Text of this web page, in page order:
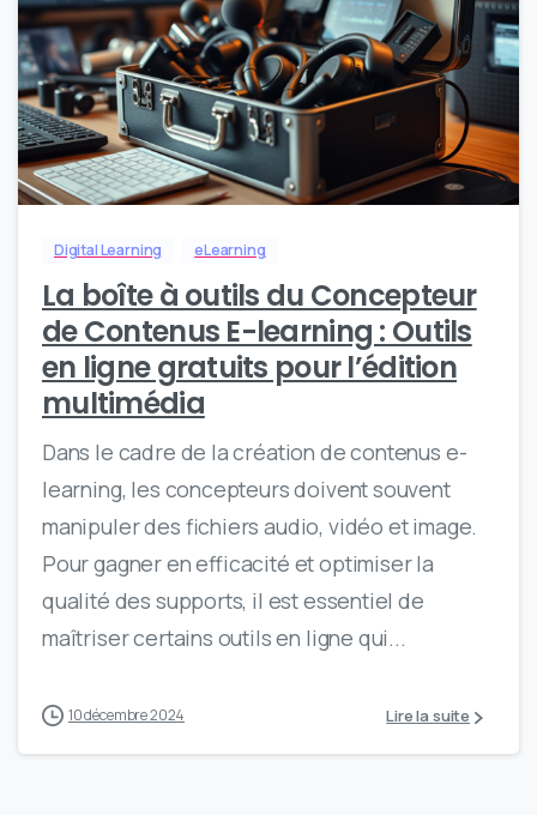
0
Digital Learning eLearning
La boîte à outils du Concepteur
de Contenus E-learning : Outils
en ligne gratuits pour l’édition
multimédia
Dans le cadre de la création de contenus e-
learning, les concepteurs doivent souvent
manipuler des fichiers audio, vidéo et image.
Pour gagner en efficacité et optimiser la
qualité des supports, il est essentiel de
maîtriser certains outils en ligne qui...
10 décembre 2024 Lire la suite